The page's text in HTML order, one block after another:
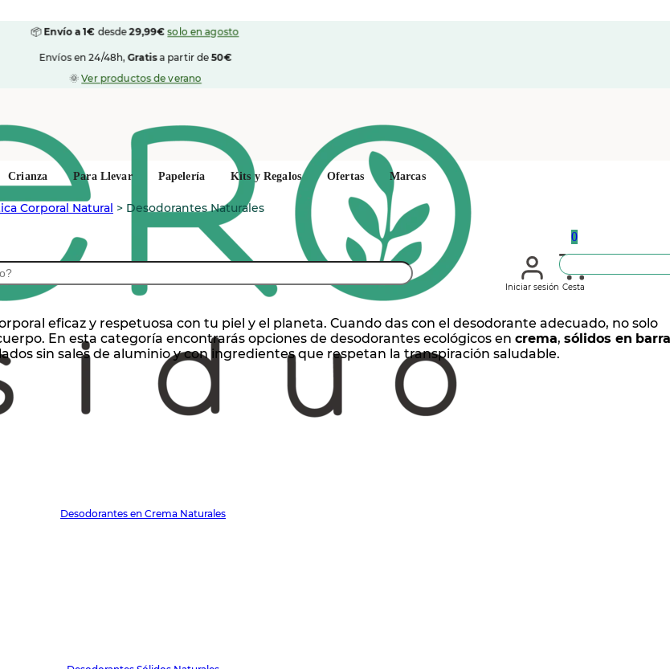
📦Envío a 1€ desde29,99€ solo en agosto
Envíos en 24/48h,Gratisa partir de50€
🌞Ver productos de verano
Iniciar sesión
0
Cesta
Crianza Para Llevar Papelería Kits y Regalos Ofertas Marcas
Corporal Natural > Desodorantes Naturales
eficaz y respetuosa con tu piel y el planeta. Cuando das con el desodorante adecuado, no solo
En esta categoría encontrarás opciones de desodorantes ecológicos en crema, sólidos en barra
sin sales de aluminio y con ingredientes que respetan la transpiración saludable.
Desodorantes en Crema Naturales